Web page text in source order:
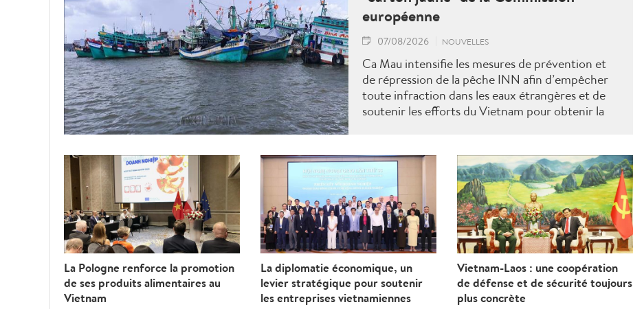
européenne
07/08/2026 NOUVELLES
Ca Mau intensifie les mesures de prévention et
de répression de la pêche INN afin d’empêcher
toute infraction dans les eaux étrangères et de
soutenir les efforts du Vietnam pour obtenir la
La Pologne renforce la promotion
de ses produits alimentaires au
Vietnam
La diplomatie économique, un
levier stratégique pour soutenir
les entreprises vietnamiennes
Vietnam-Laos : une coopération
de défense et de sécurité toujours
plus concrète